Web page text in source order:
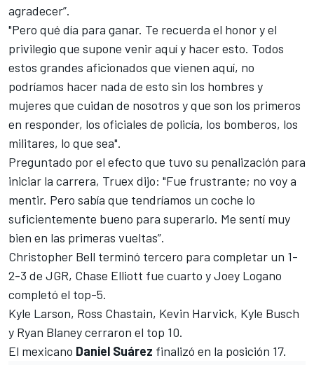
agradecer”.
"Pero qué día para ganar. Te recuerda el honor y el
privilegio que supone venir aquí y hacer esto. Todos
estos grandes aficionados que vienen aquí, no
podríamos hacer nada de esto sin los hombres y
mujeres que cuidan de nosotros y que son los primeros
en responder, los oficiales de policía, los bomberos, los
militares, lo que sea".
Preguntado por el efecto que tuvo su penalización para
iniciar la carrera, Truex dijo: "Fue frustrante; no voy a
mentir. Pero sabía que tendríamos un coche lo
suficientemente bueno para superarlo. Me sentí muy
bien en las primeras vueltas”.
Christopher Bell terminó tercero para completar un 1-
2-3 de JGR, Chase Elliott fue cuarto y Joey Logano
completó el top-5.
Kyle Larson, Ross Chastain, Kevin Harvick, Kyle Busch
y Ryan Blaney cerraron el top 10.
El mexicano Daniel Suárez finalizó en la posición 17.